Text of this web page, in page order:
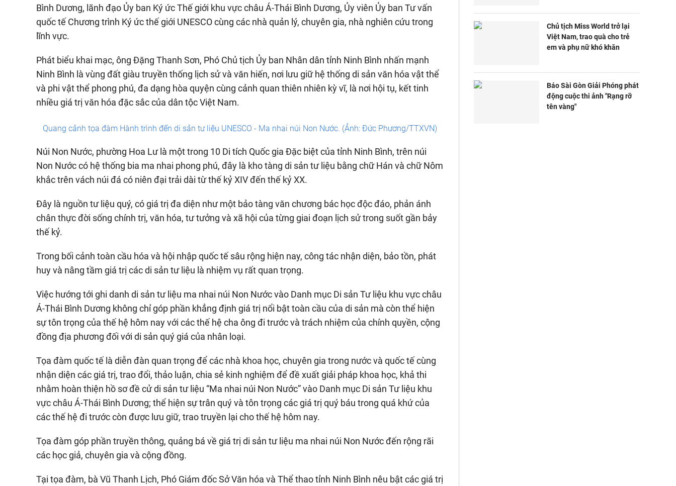
Bình Dương, lãnh đạo Ủy ban Ký ức Thế giới khu vực châu Á-Thái Bình Dương, Ủy viên Ủy ban Tư vấn
quốc tế Chương trình Ký ức thế giới UNESCO cùng các nhà quản lý, chuyên gia, nhà nghiên cứu trong
lĩnh vực.
Phát biểu khai mạc, ông Đặng Thanh Sơn, Phó Chủ tịch Ủy ban Nhân dân tỉnh Ninh Bình nhấn mạnh
Ninh Bình là vùng đất giàu truyền thống lịch sử và văn hiến, nơi lưu giữ hệ thống di sản văn hóa vật thể
và phi vật thể phong phú, đa dạng hòa quyện cùng cảnh quan thiên nhiên kỳ vĩ, là nơi hội tụ, kết tinh
nhiều giá trị văn hóa đặc sắc của dân tộc Việt Nam.
Quang cảnh tọa đàm Hành trình đến di sản tư liệu UNESCO - Ma nhai núi Non Nước. (Ảnh: Đức Phương/TTXVN)
Núi Non Nước, phường Hoa Lư là một trong 10 Di tích Quốc gia Đặc biệt của tỉnh Ninh Bình, trên núi
Non Nước có hệ thống bia ma nhai phong phú, đây là kho tàng di sản tư liệu bằng chữ Hán và chữ Nôm
khắc trên vách núi đá có niên đại trải dài từ thế kỷ XIV đến thế kỷ XX.
Đây là nguồn tư liệu quý, có giá trị đa diện như một bảo tàng văn chương bác học độc đáo, phản ánh
chân thực đời sống chính trị, văn hóa, tư tưởng và xã hội của từng giai đoạn lịch sử trong suốt gần bảy
thế kỷ.
Trong bối cảnh toàn cầu hóa và hội nhập quốc tế sâu rộng hiện nay, công tác nhận diện, bảo tồn, phát
huy và nâng tầm giá trị các di sản tư liệu là nhiệm vụ rất quan trọng.
Việc hướng tới ghi danh di sản tư liệu ma nhai núi Non Nước vào Danh mục Di sản Tư liệu khu vực châu
Á-Thái Bình Dương không chỉ góp phần khẳng định giá trị nổi bật toàn cầu của di sản mà còn thể hiện
sự tôn trọng của thế hệ hôm nay với các thế hệ cha ông đi trước và trách nhiệm của chính quyền, cộng
đồng địa phương đối với di sản quý giá của nhân loại.
Tọa đàm quốc tế là diễn đàn quan trọng để các nhà khoa học, chuyên gia trong nước và quốc tế cùng
nhận diện các giá trị, trao đổi, thảo luận, chia sẻ kinh nghiệm để đề xuất giải pháp khoa học, khả thi
nhằm hoàn thiện hồ sơ đề cử di sản tư liệu “Ma nhai núi Non Nước” vào Danh mục Di sản Tư liệu khu
vực châu Á-Thái Bình Dương; thể hiện sự trân quý và tôn trọng các giá trị quý báu trong quá khứ của
các thế hệ đi trước còn được lưu giữ, trao truyền lại cho thế hệ hôm nay.
Tọa đàm góp phần truyền thông, quảng bá về giá trị di sản tư liệu ma nhai núi Non Nước đến rộng rãi
các học giả, chuyên gia và cộng đồng.
Tại tọa đàm, bà Vũ Thanh Lịch, Phó Giám đốc Sở Văn hóa và Thể thao tỉnh Ninh Bình nêu bật các giá trị
Chủ tịch Miss World trở lại
Việt Nam, trao quà cho trẻ
em và phụ nữ khó khăn
Báo Sài Gòn Giải Phóng phát
động cuộc thi ảnh "Rạng rỡ
tên vàng"